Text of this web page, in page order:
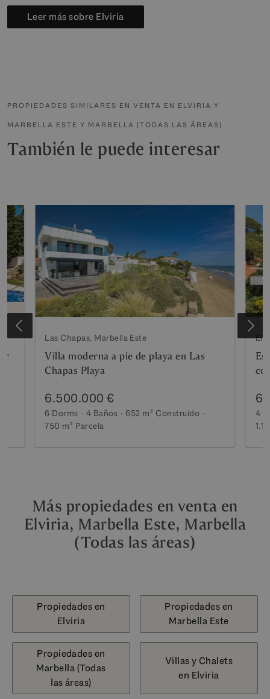
Leer más sobre Elviria
PROPIEDADES SIMILARES EN VENTA EN ELVIRIA Y
MARBELLA ESTE Y MARBELLA (TODAS LAS ÁREAS)
También le puede interesar
Las Chapas, Marbella Este
Villa moderna a pie de playa en Las
Chapas Playa
6.500.000 €
6 Dorms 4 Baños 652 m² Construido
750 m² Parcela
El
4
Más propiedades en venta en
Elviria, Marbella Este, Marbella
(Todas las áreas)
Propiedades en
Elviria
Propiedades en
Marbella Este
Propiedades en
Marbella (Todas
las áreas)
Villas y Chalets
en Elviria